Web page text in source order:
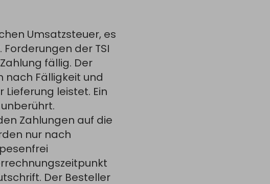
Umsatzsteuer, es
der TSI
fällig. Der
nach Fälligkeit und
leistet. Ein
Zahlungen auf die
nur nach
Der Besteller